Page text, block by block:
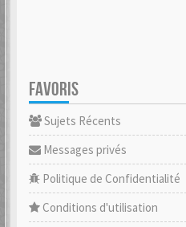
FAVORIS
Sujets Récents
Messages privés
Politique de Confidentialité
Conditions d'utilisation